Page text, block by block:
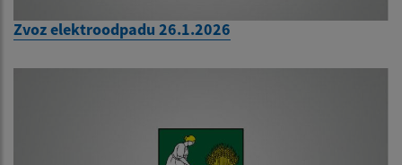
Zvoz elektroodpadu 26.1.2026